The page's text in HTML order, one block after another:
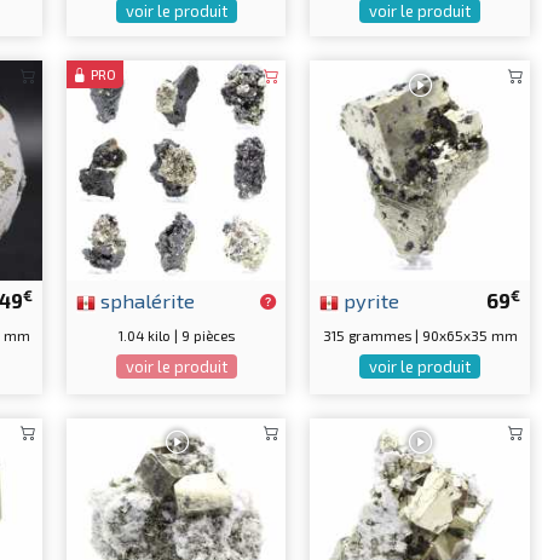
voir le produit voir le produit
49€
mm
PRO
sphalérite
1.04 kilo | 9 pièces
voir le produit
69€
pyrite
315 grammes | 90x65x35 mm
voir le produit